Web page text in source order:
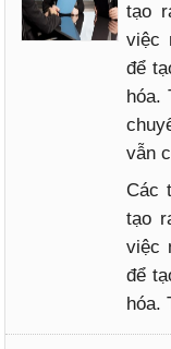
tạo
việc
để
hóa.
vẫn
Các
tạo
việc
để
hóa.